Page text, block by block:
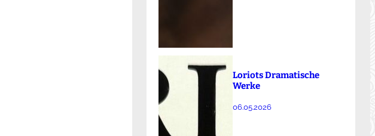
Loriots Dramatische
Werke
06.05.2026